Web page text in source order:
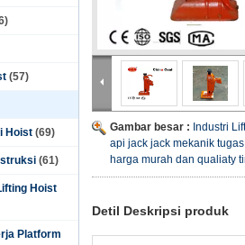
(57)
Hoist (69)
(61)
Hoist
Platform
Gambar besar : Industri
api jack jack mekanik
harga murah dan qualiaty
Detil Deskripsi produk